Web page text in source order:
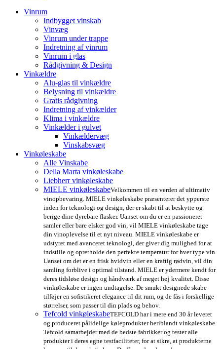
Vinrum
Indbygget vinskab
Vinvæg
Vinrum under trappe
Indretning af vinrum
Vinrum i glas
Rådgivning & Design
Vinkældre
Alu-glas til vinkældre
Belysning til vinkældre
Gratis rådgivning
Indretning af vinkælder
Klima i vinkældre
Vinkælder i gulvet
Vinkældervæg
Vinskabsvæg
Vinkøleskabe
Alle Vinskabe
Della Marta vinkøleskabe
Liebherr vinkøleskabe
MIELE vinkøleskabeVelkommen til en verden af ultimativ
vinopbevaring. MIELE vinkøleskabe præsenterer det ypperste
inden for teknologi og design, der er skabt til at beskytte og
berige dine dyrebare flasker. Uanset om du er en passioneret
samler eller bare elsker god vin, vil MIELE vinkøleskabe tage
din vinoplevelse til et nyt niveau. MIELE vinkøleskabe er
udstyret med avanceret teknologi, der giver dig mulighed for at
indstille og opretholde den perfekte temperatur for hver type vin.
Uanset om det er en frisk hvidvin eller en kraftig rødvin, vil din
samling forblive i optimal tilstand. MIELE er ydermere kendt for
deres tidsløse design og håndværk af meget høj kvalitet. Disse
vinkøleskabe er ingen undtagelse. De smukt designede skabe
tilføjer en sofistikeret elegance til dit rum, og de fås i forskellige
størrelser, som passer til din plads og behov.
Tefcold vinkøleskabeTEFCOLD har i mere end 30 år leveret
og produceret pålidelige køleprodukter heriblandt vinkøleskabe.
Tefcold samarbejder med de bedste fabrikker og tester alle
produkter i deres egne testfaciliteter, for at sikre, at produkterne